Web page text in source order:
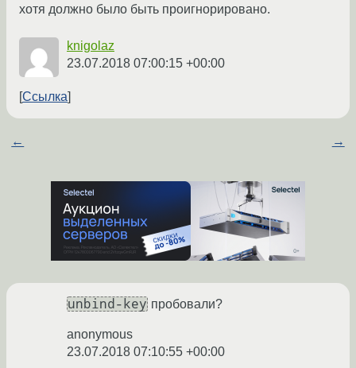
хотя должно было быть проигнорировано.
knigolaz
23.07.2018 07:00:15 +00:00
Ссылка
← →
unbind-key пробовали?
anonymous
23.07.2018 07:10:55 +00:00